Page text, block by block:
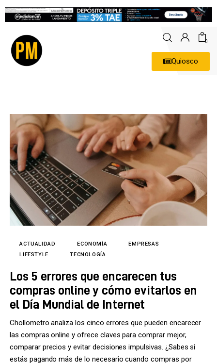
0
Quiosco
Economía
Empresas
Entrevistas
Expertos
Tecnología
Cultura
Directorio
ACTUALIDAD ECONOMÍA
EMPRESAS
LIFESTYLE
TECNOLOGÍA
Los 5 errores que encarecen tus
compras online y cómo evitarlos en
el Día Mundial de Internet
Chollometro analiza los cinco errores que pueden encarecer
las compras online y ofrece claves para comprar mejor,
comparar precios y evitar decisiones impulsivas. ¿Sabes si
estás pagando más de lo necesario cuando compras por